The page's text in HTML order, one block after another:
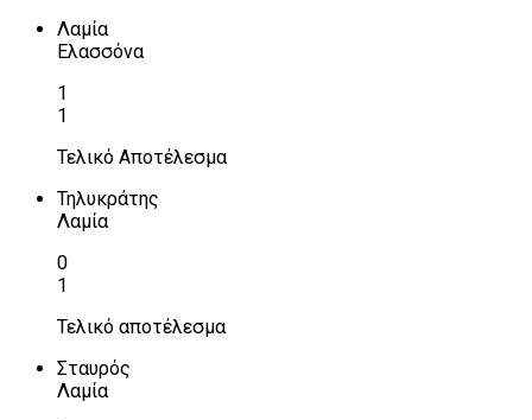
Λαμία
Ελασσόνα
1
1
Τελικό Αποτέλεσμα
Τηλυκράτης
Λαμία
0
1
Τελικό αποτέλεσμα
Σταυρός
Λαμία